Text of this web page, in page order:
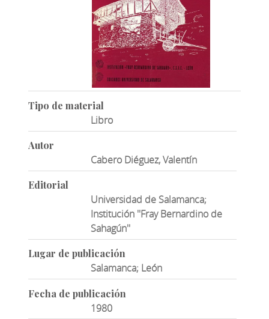
Tipo de material
Libro
Autor
Cabero Diéguez, Valentín
Editorial
Universidad de Salamanca;
Institución ''Fray Bernardino de
Sahagún''
Lugar de publicación
Salamanca; León
Fecha de publicación
1980